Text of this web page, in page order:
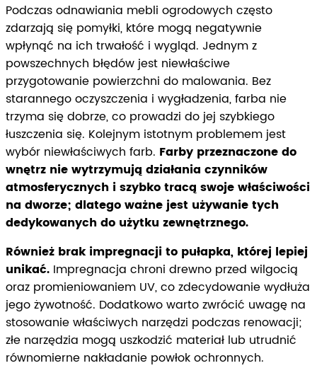
Podczas odnawiania mebli ogrodowych często
zdarzają się pomyłki, które mogą negatywnie
wpłynąć na ich trwałość i wygląd. Jednym z
powszechnych błędów jest niewłaściwe
przygotowanie powierzchni do malowania. Bez
starannego oczyszczenia i wygładzenia, farba nie
trzyma się dobrze, co prowadzi do jej szybkiego
łuszczenia się. Kolejnym istotnym problemem jest
wybór niewłaściwych farb. Farby przeznaczone do
wnętrz nie wytrzymują działania czynników
atmosferycznych i szybko tracą swoje właściwości
na dworze; dlatego ważne jest używanie tych
dedykowanych do użytku zewnętrznego.
Również brak impregnacji to pułapka, której lepiej
unikać. Impregnacja chroni drewno przed wilgocią
oraz promieniowaniem UV, co zdecydowanie wydłuża
jego żywotność. Dodatkowo warto zwrócić uwagę na
stosowanie właściwych narzędzi podczas renowacji;
złe narzędzia mogą uszkodzić materiał lub utrudnić
równomierne nakładanie powłok ochronnych.